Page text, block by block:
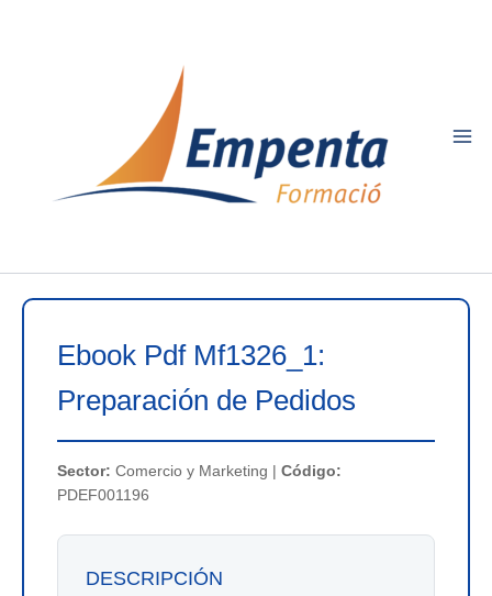
Ebook Pdf Mf1326_1:
Preparación de Pedidos
Sector: Comercio y Marketing | Código:
PDEF001196
DESCRIPCIÓN